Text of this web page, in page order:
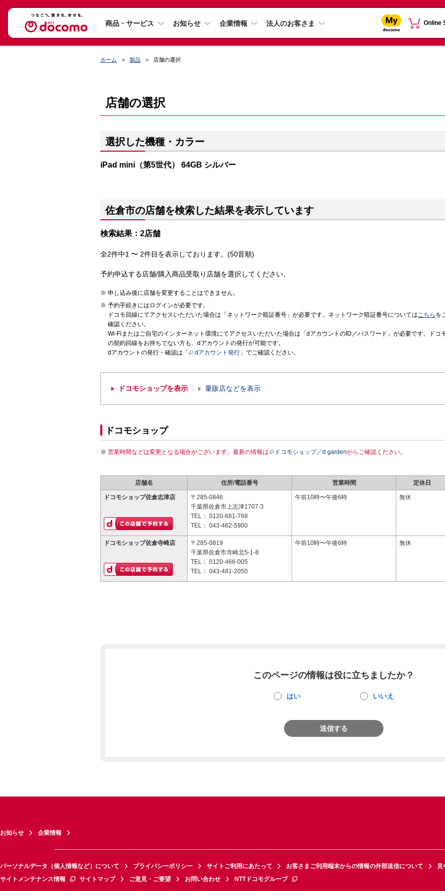
商品・サービス お知らせ 企業情報 法人のお客さま Online
ホーム 製品 店舗の選択
店舗の選択
選択した機種・カラー
iPad mini（第5世代） 64GB シルバー
佐倉市の店舗を検索した結果を表示しています
検索結果：2店舗
全2件中1 〜 2件目を表示しております。(50音順)
予約申込する店舗/購入商品受取り店舗を選択してください。
申し込み後に店舗を変更することはできません。
予約手続きにはログインが必要です。
ドコモ回線にてアクセスいただいた場合は「ネットワーク暗証番号」が必要です。ネットワーク暗証番号についてはこちら を
確認ください。
Wi-Fiまたはご自宅のインターネット環境にてアクセスいただいた場合は「dアカウントのID／パスワード」が必要です。ドコ
の契約回線をお持ちでない方も、dアカウントの発行が可能です。
dアカウントの発行・確認は「
dアカウント発行 」でご確認ください。
ドコモショップを表示 量販店などを表示
ドコモショップ
営業時間などは変更となる場合がございます。最新の情報は ドコモショップ／d gardenからご確認ください。
店舗名 住所/電話番号 営業時間 定休日
ドコモショップ佐倉志津店
〒285-0846
千葉県佐倉市上志津1707-3
TEL： 0120-681-768
TEL： 043-462-5900
午前10時〜午後6時 無休
ドコモショップ佐倉寺崎店
〒285-0819
千葉県佐倉市寺崎北5-1-8
TEL： 0120-466-005
TEL： 043-481-2050
午前10時〜午後6時 無休
このページの情報は役に立ちましたか？
はい いいえ
送信する
お知らせ 企業情報
パーソナルデータ（個人情報など）について プライバシーポリシー サイトご利用にあたって お客さまご利用端末からの情報の外部送信について
見
サイトメンテナンス情報
サイトマップ ご意見・ご要望 お問い合わせ NTTドコモグループ